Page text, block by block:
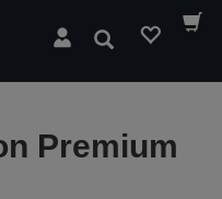
Hledat
Premium